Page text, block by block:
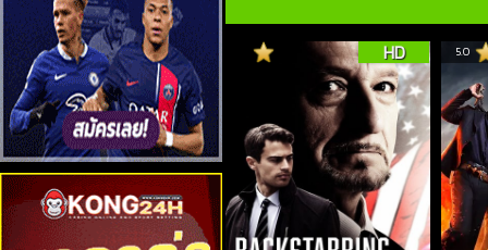
HD 5.0